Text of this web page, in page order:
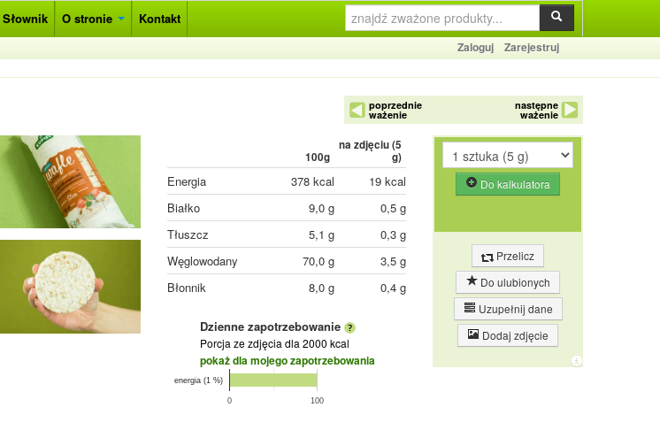
Słownik O stronie Kontakt
Zaloguj
Zarejestruj
poprzednie
ważenie
następne
ważenie
100g
na zdjęciu (5
g)
Energia 378 kcal
19 kcal
Białko
9,0 g
0,5 g
Tłuszcz
5,1 g
0,3 g
Węglowodany
70,0 g
3,5 g
Błonnik
8,0 g 0,4 g
Dzienne zapotrzebowanie
Porcja ze zdjęcia dla 2000 kcal
pokaż dla mojego zapotrzebowania
0 100
energia (1 %)
Do kalkulatora
Przelicz
Do ulubionych
Uzupełnij dane
Dodaj zdjęcie